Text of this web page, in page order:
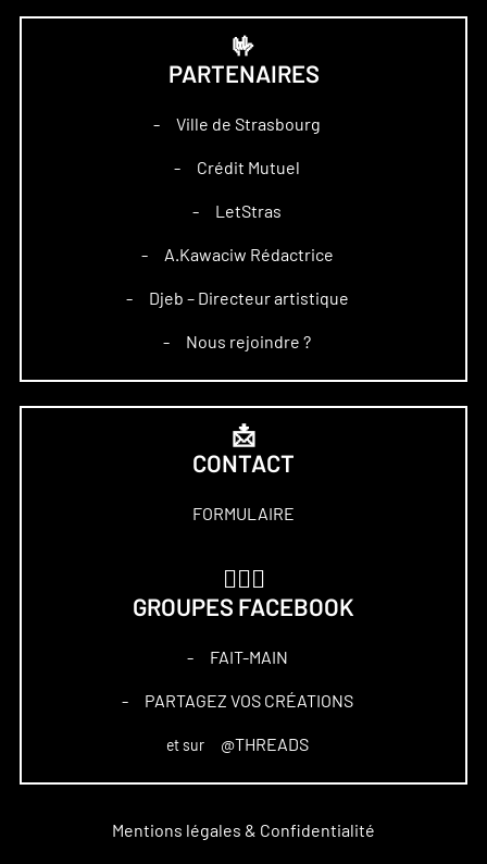
🤟
PARTENAIRES
– Ville de Strasbourg
– Crédit Mutuel
– LetStras
– A.Kawaciw Rédactrice
– Djeb – Directeur artistique
– Nous rejoindre ?
📩
CONTACT
FORMULAIRE
GROUPES FACEBOOK
– FAIT-MAIN
– PARTAGEZ VOS CRÉATIONS
et sur @THREADS
Mentions légales & Confidentialité